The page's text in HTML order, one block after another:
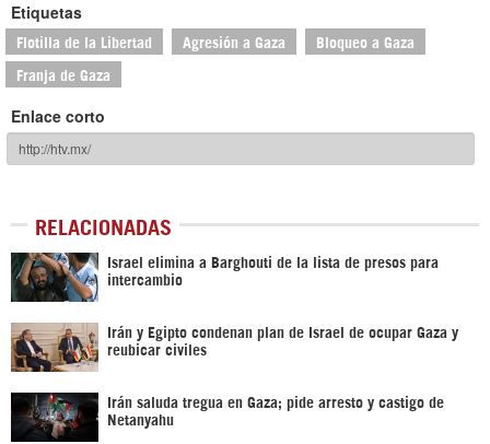
Etiquetas
Flotilla de la Libertad Agresión a Gaza Bloqueo a Gaza
Franja de Gaza
Enlace corto
RELACIONADAS
Israel elimina a Barghouti de la lista de presos para
intercambio
Irán y Egipto condenan plan de Israel de ocupar Gaza y
reubicar civiles
Irán saluda tregua en Gaza; pide arresto y castigo de
Netanyahu